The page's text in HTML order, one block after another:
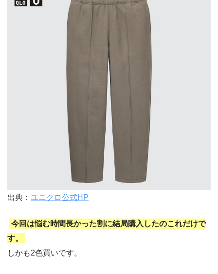
出典： ユニクロ公式HP
今回は悩む時間長かった割に結局購入したのこれだけで
す。
しかも2色買いです。